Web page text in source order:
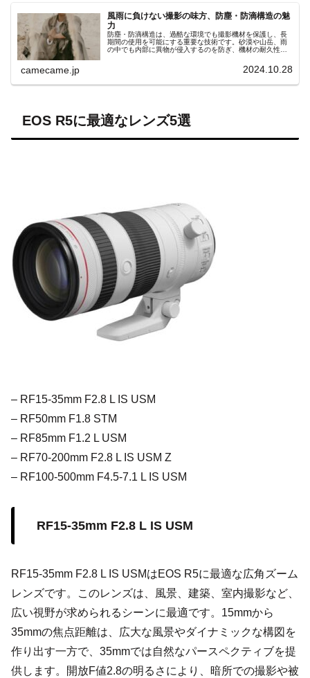
風雨に負けない撮影の味方、防塵・防滴構造の魅
力
防塵・防滴構造は、過酷な環境でも撮影機材を保護し、長
期間の使用を可能にする重要な技術です。砂漠や山岳、雨
の中でも内部に異物が侵入するのを防ぎ、機材の耐久性と
環境での撮影において、天候や環境に左右されない安定し
た撮影を実現します。防塵・防滴機能を持つ機材を選ぶこ
しむことが可能です。
camecame.jp 2024.10.28
EOS R5に最適なレンズ5選
– RF15-35mm F2.8 L IS USM
– RF50mm F1.8 STM
– RF85mm F1.2 L USM
– RF70-200mm F2.8 L IS USM Z
– RF100-500mm F4.5-7.1 L IS USM
RF15-35mm F2.8 L IS USM
RF15-35mm F2.8 L IS USMはEOS R5に最適な広角ズーム
レンズです。このレンズは、風景、建築、室内撮影など、
広い視野が求められるシーンに最適です。15mmから
35mmの焦点距離は、広大な風景やダイナミックな構図を
作り出す一方で、35mmでは自然なパースペクティブを提
供します。開放F値2.8の明るさにより、暗所での撮影や被